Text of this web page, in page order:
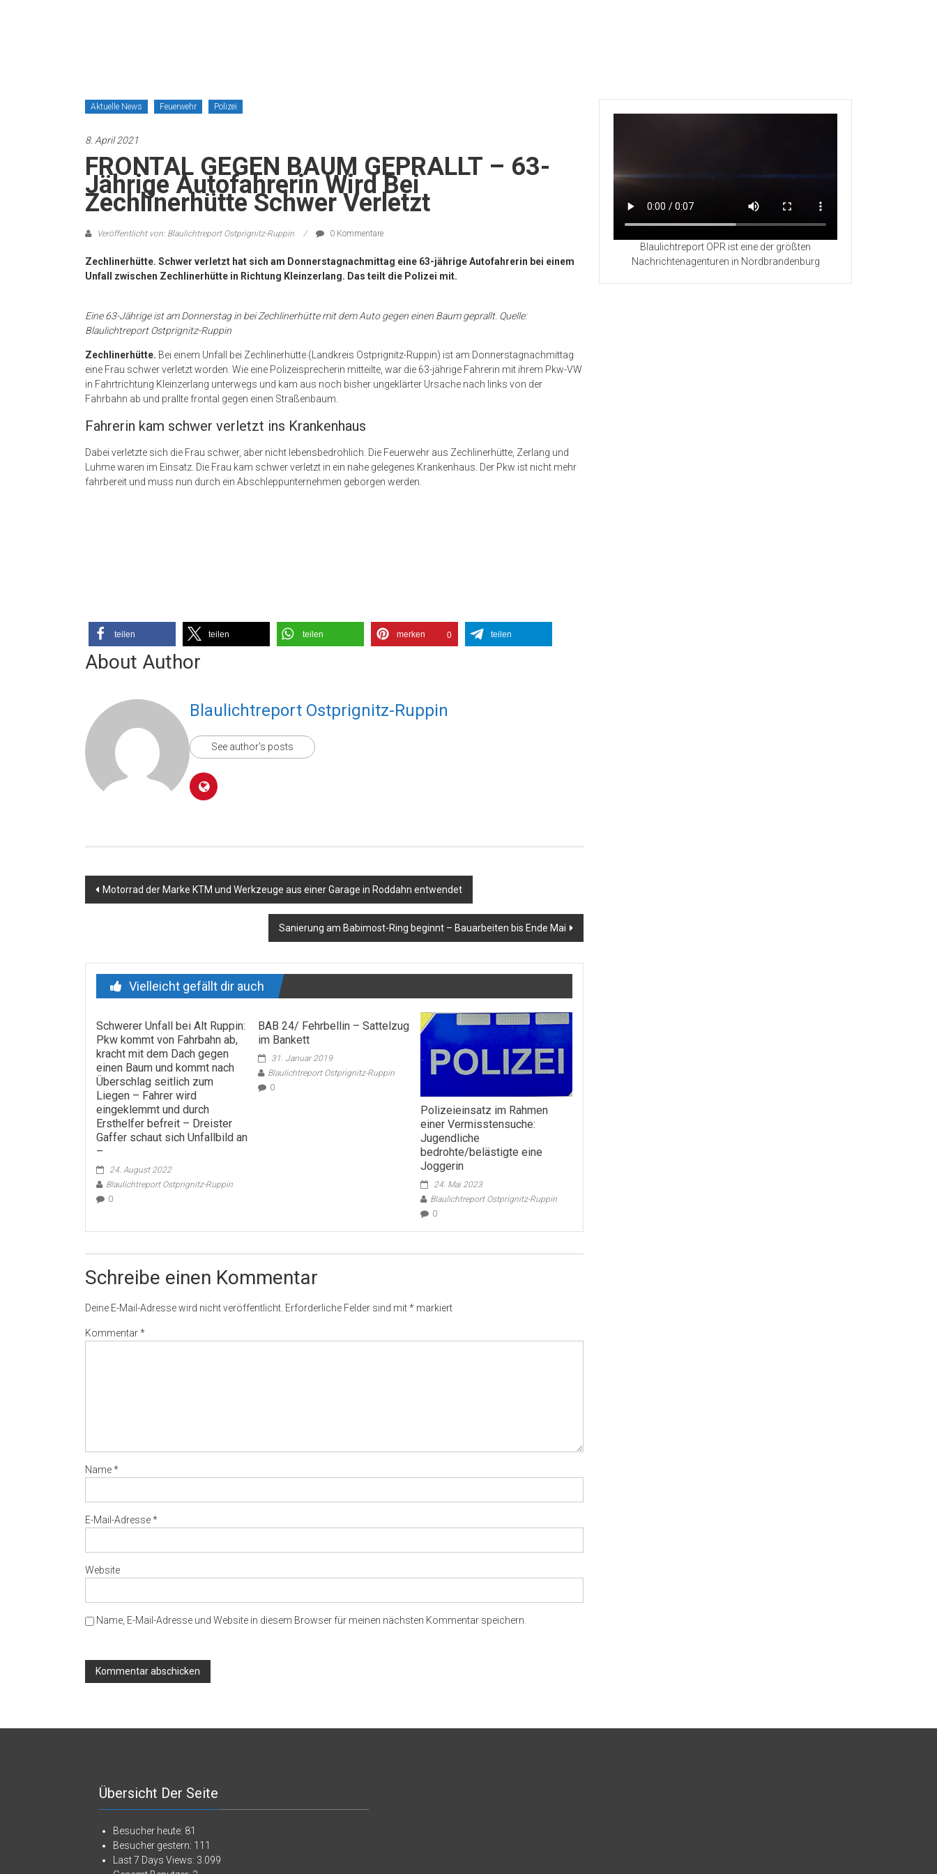
Aktuelle News Feuerwehr Polizei
8. April 2021
FRONTAL GEGEN BAUM GEPRALLT – 63-
Jährige Autofahrerin Wird Bei
Zechlinerhütte Schwer Verletzt
Veröffentlicht von: Blaulichtreport Ostprignitz-Ruppin 0 Kommentare
Zechlinerhütte. Schwer verletzt hat sich am Donnerstagnachmittag eine 63-jährige Autofahrerin bei einem
Unfall zwischen Zechlinerhütte in Richtung Kleinzerlang. Das teilt die Polizei mit.
Eine 63-Jährigeist am Donnerstag in bei Zechlinerhütte mit dem Auto gegen einen Baum geprallt. Quelle:
Blaulichtreport Ostprignitz-Ruppin
Zechlinerhütte. Bei einem Unfall bei Zechlinerhütte (Landkreis Ostprignitz-Ruppin) ist am Donnerstagnachmittag
eine Frau schwer verletzt worden. Wie eine Polizeisprecherin mitteilte, war die 63-jährige Fahrerin mit ihrem Pkw-VW
in Fahrtrichtung Kleinzerlang unterwegs und kam aus noch bisher ungeklärter Ursache nach links von der
Fahrbahn ab und prallte frontal gegen einen Straßenbaum.
Fahrerin kam schwer verletzt ins Krankenhaus
Dabei verletzte sich die Frau schwer, aber nicht lebensbedrohlich. Die Feuerwehr aus Zechlinerhütte, Zerlang und
Luhme waren im Einsatz. Die Frau kam schwer verletzt in ein nahe gelegenes Krankenhaus. Der Pkw ist nicht mehr
fahrbereit und muss nun durch ein Abschleppunternehmen geborgen werden.
teilen teilen teilen merken 0 teilen
About Author
Blaulichtreport Ostprignitz-Ruppin
See author's posts
Beitragsnavigation
Motorrad der Marke KTM und Werkzeuge aus einer Garage in Roddahn entwendet
Sanierung am Babimost-Ring beginnt – Bauarbeiten bis Ende Mai
Vielleicht gefällt dir auch
Schwerer Unfall bei Alt Ruppin:
Pkw kommt von Fahrbahn ab,
kracht mit dem Dach gegen
einen Baum und kommt nach
Überschlag seitlich zum
Liegen – Fahrer wird
eingeklemmt und durch
Ersthelfer befreit – Dreister
Gaffer schaut sich Unfallbild an
–
24. August 2022
Blaulichtreport Ostprignitz-Ruppin
0
BAB 24/ Fehrbellin – Sattelzug
im Bankett
31. Januar 2019
Blaulichtreport Ostprignitz-Ruppin
0
Polizeieinsatz im Rahmen
einer Vermisstensuche:
Jugendliche
bedrohte/belästigte eine
Joggerin
24. Mai 2023
Blaulichtreport Ostprignitz-Ruppin
0
Schreibe einen Kommentar
Deine E-Mail-Adresse wird nicht veröffentlicht. Erforderliche Felder sind mit* markiert
Kommentar*
Name*
E-Mail-Adresse*
Website
Name, E-Mail-Adresse und Website in diesem Browser für meinen nächsten Kommentar speichern.
Blaulichtreport OPR ist eine der größten
Nachrichtenagenturen in Nordbrandenburg
Übersicht Der Seite
Besucher heute: 81
Besucher gestern: 111
Last 7 Days Views: 3.099